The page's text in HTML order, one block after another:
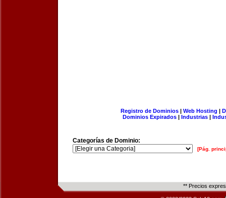
Registro de Dominios| Web Hosting |
Dominios Expirados | Industrias |
Categorías de Dominio:
[Pág.
** Precios